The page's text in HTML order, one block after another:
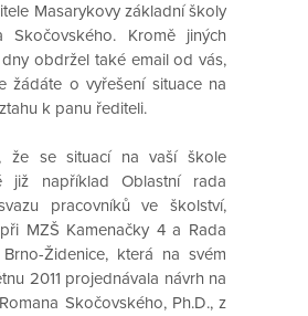
Masarykovy základní školy
Skočovského. Kromě jiných
obdržel také email od vás,
žádáte o vyřešení situace na
k panu řediteli.
že se situací na vaší škole
již například Oblastní rada
pracovníků ve školství,
MZŠ Kamenačky 4 a Rada
Židenice, která na svém
2011 projednávala návrh na
Skočovského, Ph.D., z